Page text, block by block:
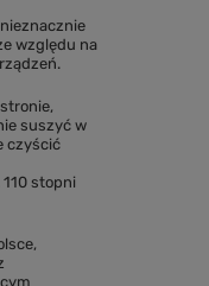
względu na
suszyć w
czyścić
110 stopni